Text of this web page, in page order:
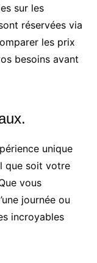
sur les
réservées via
les prix
besoins avant
unique
que soit votre
vous
journée ou
incroyables